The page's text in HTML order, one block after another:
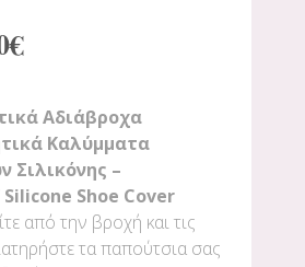
€
Αδιάβροχα
Καλύμματα
Σιλικόνης –
Shoe Cover
από την βροχή και τις
τα παπούτσια σας